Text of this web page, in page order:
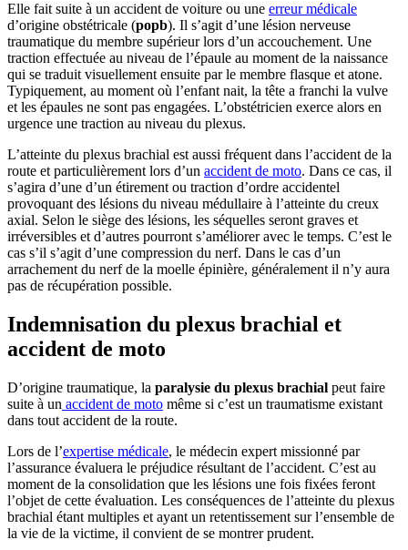
Elle fait suite à un accident de voiture ou une erreur médicale
d’origine obstétricale (popb). Il s’agit d’une lésion nerveuse
traumatique du membre supérieur lors d’un accouchement. Une
traction effectuée au niveau de l’épaule au moment de la naissance
qui se traduit visuellement ensuite par le membre flasque et atone.
Typiquement, au moment où l’enfant nait, la tête a franchi la vulve
et les épaules ne sont pas engagées. L’obstétricien exerce alors en
urgence une traction au niveau du plexus.
L’atteinte du plexus brachial est aussi fréquent dans l’accident de la
route et particulièrement lors d’un accident de moto. Dans ce cas, il
s’agira d’une d’un étirement ou traction d’ordre accidentel
provoquant des lésions du niveau médullaire à l’atteinte du creux
axial. Selon le siège des lésions, les séquelles seront graves et
irréversibles et d’autres pourront s’améliorer avec le temps. C’est le
cas s’il s’agit d’une compression du nerf. Dans le cas d’un
arrachement du nerf de la moelle épinière, généralement il n’y aura
pas de récupération possible.
Indemnisation du plexus brachial et
accident de moto
D’origine traumatique, la paralysie du plexus brachial peut faire
suite à un accident de moto même si c’est un traumatisme existant
dans tout accident de la route.
Lors de l’expertise médicale, le médecin expert missionné par
l’assurance évaluera le préjudice résultant de l’accident. C’est au
moment de la consolidation que les lésions une fois fixées feront
l’objet de cette évaluation. Les conséquences de l’atteinte du plexus
brachial étant multiples et ayant un retentissement sur l’ensemble de
la vie de la victime, il convient de se montrer prudent.